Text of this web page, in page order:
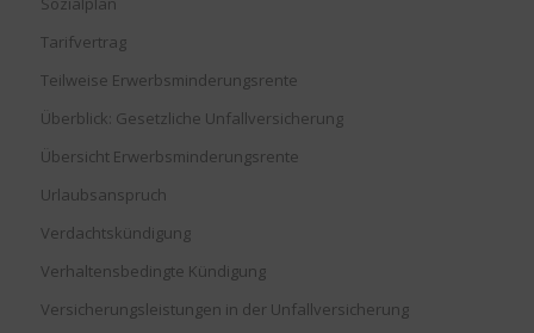
Tarifvertrag
Teilweise Erwerbsminderungsrente
Überblick: Gesetzliche Unfallversicherung
Übersicht Erwerbsminderungsrente
Urlaubsanspruch
Verdachtskündigung
Verhaltensbedingte Kündigung
Versicherungsleistungen in der Unfallversicherung